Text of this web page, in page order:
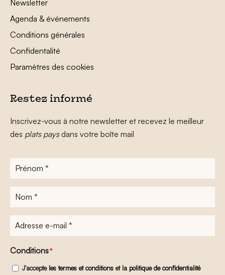
Newsletter
Agenda & événements
Conditions générales
Confidentalité
Paramètres des cookies
Restez informé
Inscrivez-vous à notre newsletter et recevez le meilleur
des plats paysdans votre boîte mail
Prénom
Nom
Adresse
e-
mail*
Conditions*
J'accepte les termes et conditions et la politique de confidentialité